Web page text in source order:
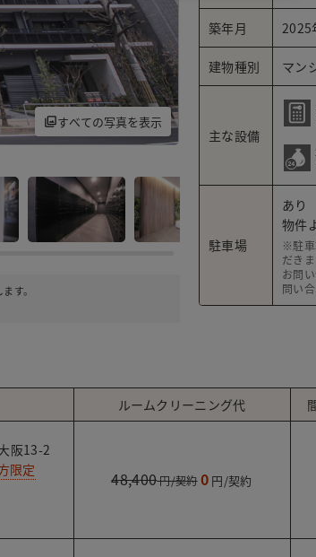
すべての写真を表示
駐車場付きの物件なので
す。
築年月 2025
建物種別 マン
主な設備
駐車場
あり
物件
※駐車
だき
お問
問い
ルームクリーニング代
阪13-2
限定
48,400 0